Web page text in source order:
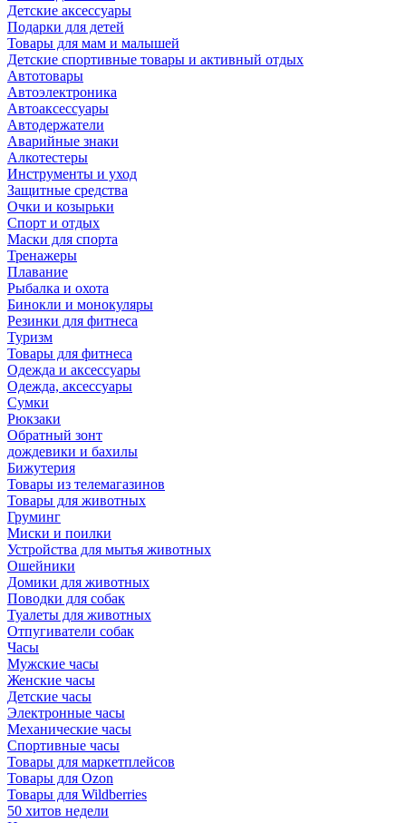
Детские аксессуары
Подарки для детей
Товары для мам и малышей
Детские спортивные товары и активный отдых
Автотовары
Автоэлектроника
Автоаксессуары
Автодержатели
Аварийные знаки
Алкотестеры
Инструменты и уход
Защитные средства
Очки и козырьки
Спорт и отдых
Маски для спорта
Тренажеры
Плавание
Рыбалка и охота
Бинокли и монокуляры
Резинки для фитнеса
Туризм
Товары для фитнеса
Одежда и аксессуары
Одежда, аксессуары
Сумки
Рюкзаки
Обратный зонт
дождевики и бахилы
Бижутерия
Товары из телемагазинов
Товары для животных
Груминг
Миски и поилки
Устройства для мытья животных
Ошейники
Домики для животных
Поводки для собак
Туалеты для животных
Отпугиватели собак
Часы
Мужские часы
Женские часы
Детские часы
Электронные часы
Механические часы
Спортивные часы
Товары для маркетплейсов
Товары для Ozon
Товары для Wildberries
50 хитов недели